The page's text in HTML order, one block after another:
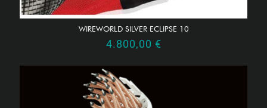
WIREWORLD SILVER ECLIPSE 10
4.800,00 €